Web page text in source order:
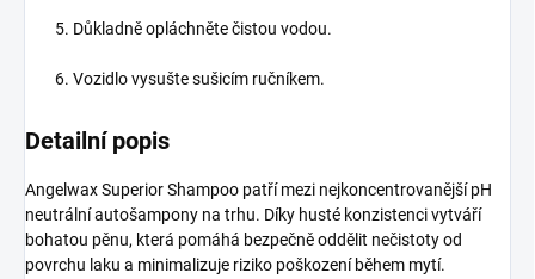
Důkladně opláchněte čistou vodou.
Vozidlo vysušte sušicím ručníkem.
Detailní popis
Angelwax Superior Shampoo patří mezi nejkoncentrovanější pH
neutrální autošampony na trhu. Díky husté konzistenci vytváří
bohatou pěnu, která pomáhá bezpečně oddělit nečistoty od
povrchu laku a minimalizuje riziko poškození během mytí.